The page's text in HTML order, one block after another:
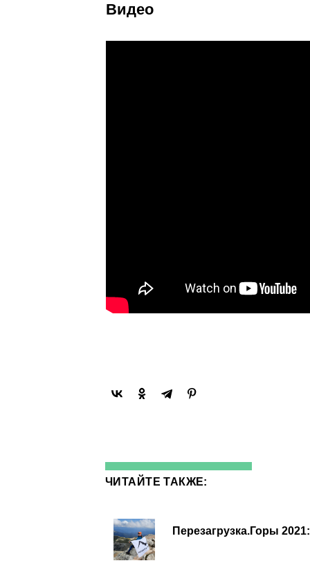
Видео
ЧИТАЙТЕ ТАКЖЕ:
Перезагрузка.Горы